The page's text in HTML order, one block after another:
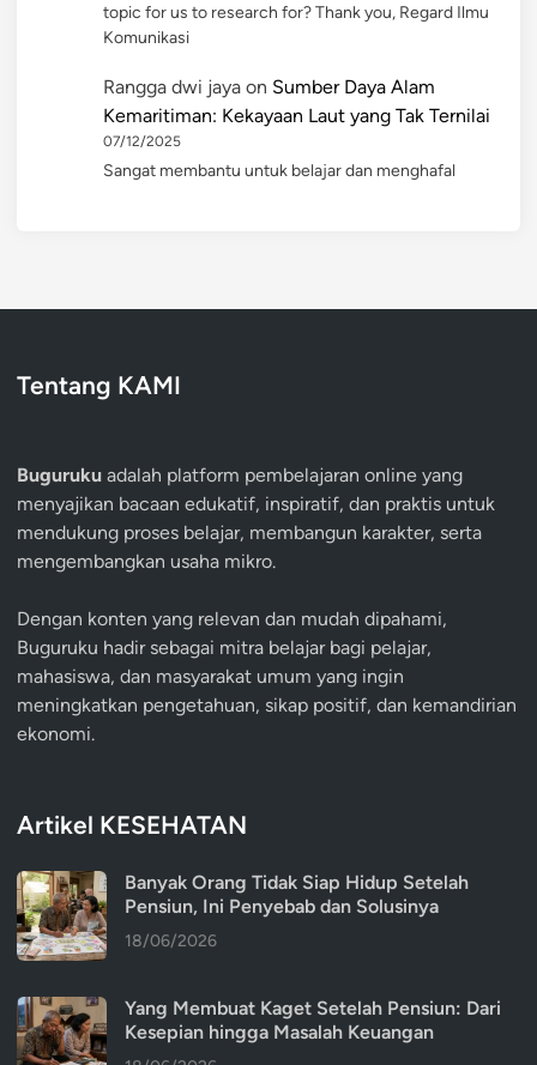
topic for us to research for? Thank you, Regard Ilmu
Komunikasi
Rangga dwi jaya on Sumber Daya Alam
Kemaritiman: Kekayaan Laut yang Tak Ternilai
07/12/2025
Sangat membantu untuk belajar dan menghafal
Tentang KAMI
Buguruku adalah platform pembelajaran online yang
menyajikan bacaan edukatif, inspiratif, dan praktis untuk
mendukung proses belajar, membangun karakter, serta
mengembangkan usaha mikro.
Dengan konten yang relevan dan mudah dipahami,
Buguruku hadir sebagai mitra belajar bagi pelajar,
mahasiswa, dan masyarakat umum yang ingin
meningkatkan pengetahuan, sikap positif, dan kemandirian
ekonomi.
Artikel KESEHATAN
Banyak Orang Tidak Siap Hidup Setelah
Pensiun, Ini Penyebab dan Solusinya
18/06/2026
Yang Membuat Kaget Setelah Pensiun: Dari
Kesepian hingga Masalah Keuangan